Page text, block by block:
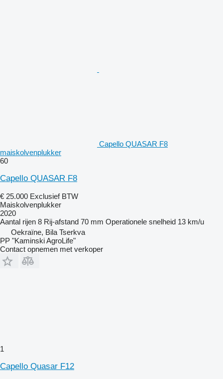
Capello QUASAR F8
maiskolvenplukker
60
Capello QUASAR F8
€ 25.000 Exclusief BTW
Maiskolvenplukker
2020
Aantal rijen 8 Rij-afstand 70 mm Operationele snelheid 13 km/u
Oekraïne, Bila Tserkva
PP "Kaminski AgroLife"
Contact opnemen met verkoper
1
Capello Quasar F12